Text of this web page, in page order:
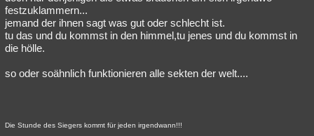
festzuklammern...
jemand der ihnen sagt was gut oder schlecht ist.
tu das und du kommst in den himmel,tu jenes und du kommst in
die hölle.
so oder soähnlich funktionieren alle sekten der welt....
Die Stunde des Siegers kommt für jeden irgendwann!!!